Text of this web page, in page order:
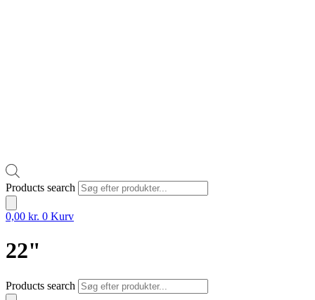
Products search
0,00 kr. 0 Kurv
22"
Products search